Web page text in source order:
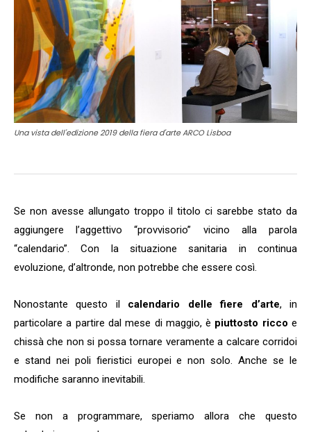
Una vista dell'edizione 2019 della fiera d'arte ARCO Lisboa
Se non avesse allungato troppo il titolo ci sarebbe stato da
aggiungere l’aggettivo “provvisorio” vicino alla parola
“calendario”. Con la situazione sanitaria in continua
evoluzione, d’altronde, non potrebbe che essere così.
Nonostante questo il calendario delle fiere d’arte, in
particolare a partire dal mese di maggio, è piuttosto ricco e
chissà che non si possa tornare veramente a calcare corridoi
e stand nei poli fieristici europei e non solo. Anche se le
modifiche saranno inevitabili.
Se non a programmare, speriamo allora che questo